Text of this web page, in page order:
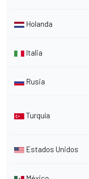
Holanda
Italia
Rusia
Turquía
Estados Unidos